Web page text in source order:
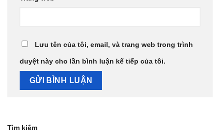
Lưu tên của tôi, email, và trang web trong trình
duyệt này cho lần bình luận kế tiếp của tôi.
Tìm kiếm